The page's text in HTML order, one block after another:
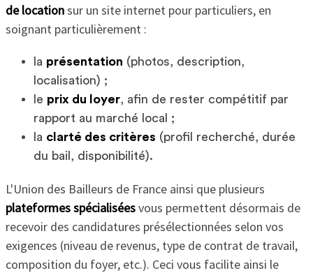
de locationsur un site internet pour particuliers, en
soignant particulièrement :
la présentation (photos, description,
localisation) ;
le prix du loyer, afin de rester compétitif par
rapport au marché local ;
la clarté des critères (profil recherché, durée
du bail, disponibilité).
L'Union des Bailleurs de France ainsi que plusieurs
plateformes spécialiséesvous permettent désormais de
recevoir des candidatures présélectionnées selon vos
exigences (niveau de revenus, type de contrat de travail,
composition du foyer, etc.). Ceci vous facilite ainsi le